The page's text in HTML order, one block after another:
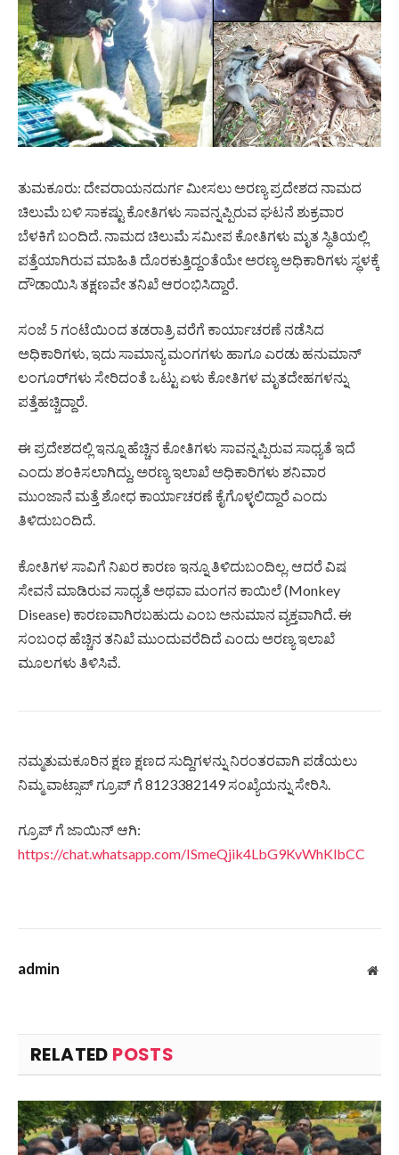
ತುಮಕೂರು: ದೇವರಾಯನದುರ್ಗ ಮೀಸಲು ಅರಣ್ಯ ಪ್ರದೇಶದ ನಾಮದ
ಚಿಲುಮೆ ಬಳಿ ಸಾಕಷ್ಟು ಕೋತಿಗಳು ಸಾವನ್ನಪ್ಪಿರುವ ಘಟನೆ ಶುಕ್ರವಾರ
ಬೆಳಕಿಗೆ ಬಂದಿದೆ. ನಾಮದ ಚಿಲುಮೆ ಸಮೀಪ ಕೋತಿಗಳು ಮೃತ ಸ್ಥಿತಿಯಲ್ಲಿ
ಪತ್ತೆಯಾಗಿರುವ ಮಾಹಿತಿ ದೊರಕುತ್ತಿದ್ದಂತೆಯೇ ಅರಣ್ಯ ಅಧಿಕಾರಿಗಳು ಸ್ಥಳಕ್ಕೆ
ದೌಡಾಯಿಸಿ ತಕ್ಷಣವೇ ತನಿಖೆ ಆರಂಭಿಸಿದ್ದಾರೆ.
ಸಂಜೆ 5 ಗಂಟೆಯಿಂದ ತಡರಾತ್ರಿ ವರೆಗೆ ಕಾರ್ಯಾಚರಣೆ ನಡೆಸಿದ
ಅಧಿಕಾರಿಗಳು, ಇದು ಸಾಮಾನ್ಯ ಮಂಗಗಳು ಹಾಗೂ ಎರಡು ಹನುಮಾನ್
ಲಂಗೂರ್‌ಗಳು ಸೇರಿದಂತೆ ಒಟ್ಟು ಏಳು ಕೋತಿಗಳ ಮೃತದೇಹಗಳನ್ನು
ಪತ್ತೆಹಚ್ಚಿದ್ದಾರೆ.
ಈ ಪ್ರದೇಶದಲ್ಲಿ ಇನ್ನೂ ಹೆಚ್ಚಿನ ಕೋತಿಗಳು ಸಾವನ್ನಪ್ಪಿರುವ ಸಾಧ್ಯತೆ ಇದೆ
ಎಂದು ಶಂಕಿಸಲಾಗಿದ್ದು, ಅರಣ್ಯ ಇಲಾಖೆ ಅಧಿಕಾರಿಗಳು ಶನಿವಾರ
ಮುಂಜಾನೆ ಮತ್ತೆ ಶೋಧ ಕಾರ್ಯಾಚರಣೆ ಕೈಗೊಳ್ಳಲಿದ್ದಾರೆ ಎಂದು
ತಿಳಿದುಬಂದಿದೆ.
ಕೋತಿಗಳ ಸಾವಿಗೆ ನಿಖರ ಕಾರಣ ಇನ್ನೂ ತಿಳಿದುಬಂದಿಲ್ಲ. ಆದರೆ ವಿಷ
ಸೇವನೆ ಮಾಡಿರುವ ಸಾಧ್ಯತೆ ಅಥವಾ ಮಂಗನ ಕಾಯಿಲೆ (Monkey
Disease) ಕಾರಣವಾಗಿರಬಹುದು ಎಂಬ ಅನುಮಾನ ವ್ಯಕ್ತವಾಗಿದೆ. ಈ
ಸಂಬಂಧ ಹೆಚ್ಚಿನ ತನಿಖೆ ಮುಂದುವರೆದಿದೆ ಎಂದು ಅರಣ್ಯ ಇಲಾಖೆ
ಮೂಲಗಳು ತಿಳಿಸಿವೆ.
ನಮ್ಮತುಮಕೂರಿನ ಕ್ಷಣ ಕ್ಷಣದ ಸುದ್ದಿಗಳನ್ನು ನಿರಂತರವಾಗಿ ಪಡೆಯಲು
ನಿಮ್ಮ ವಾಟ್ಸಾಪ್ ಗ್ರೂಪ್ ಗೆ 8123382149 ಸಂಖ್ಯೆಯನ್ನು ಸೇರಿಸಿ.
ಗ್ರೂಪ್ ಗೆ ಜಾಯಿನ್ ಆಗಿ:
https://chat.whatsapp.com/ISmeQjik4LbG9KvWhKlbCC
admin
RELATED POSTS